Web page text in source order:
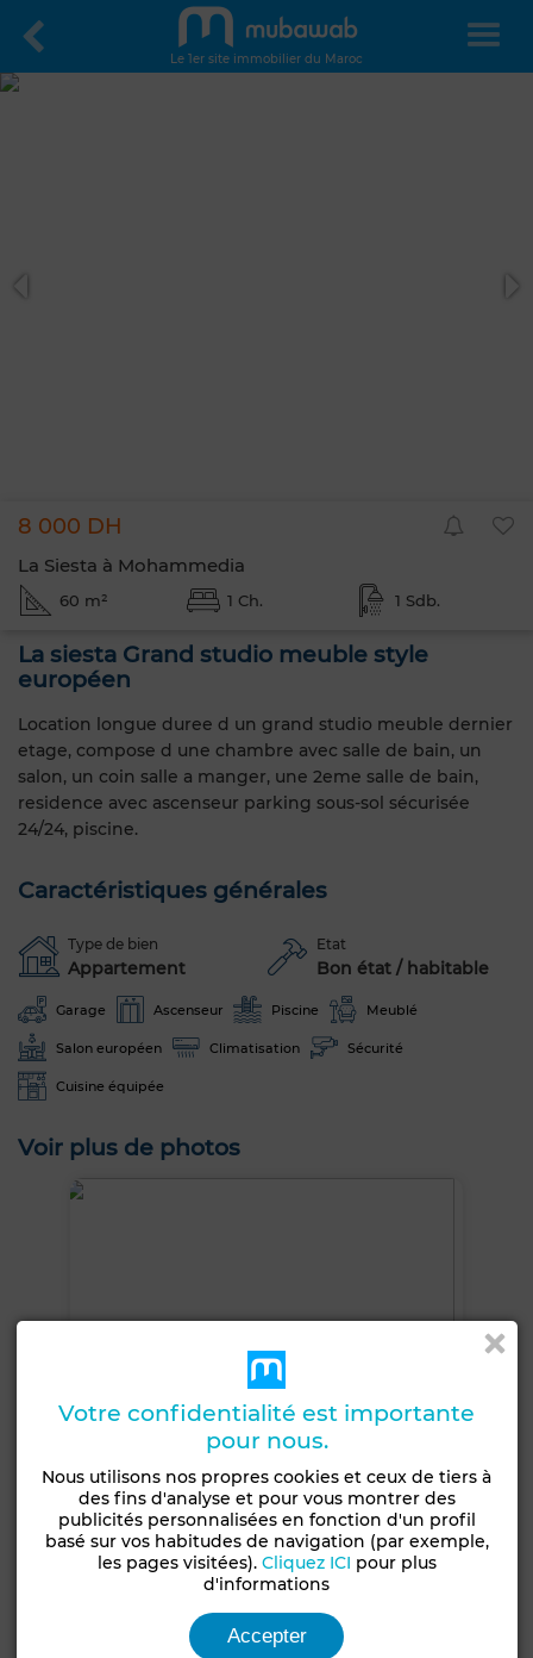
Le 1er site immobilier du Maroc
8 000 DH
La Siesta à Mohammedia
60 m² 1 Ch. 1 Sdb.
La siesta Grand studio meuble style
européen
Location longue duree d un grand studio meuble dernier
etage, compose d une chambre avec salle de bain, un
salon, un coin salle a manger, une 2eme salle de bain,
residence avec ascenseur parking sous-sol sécurisée
24/24, piscine.
Caractéristiques générales
Type de bien
Appartement
Etat
Bon état / habitable
Garage Ascenseur Piscine Meublé
Salon européen Climatisation Sécurité
Cuisine équipée
Voir plus de photos
+6 PHOTOS
Votre confidentialité est importante
pour nous.
Nous utilisons nos propres cookies et ceux de tiers à
des fins d'analyse et pour vous montrer des
publicités personnalisées en fonction d'un profil
basé sur vos habitudes de navigation (par exemple,
les pages visitées). Cliquez ICI pour plus
d'informations
Accepter